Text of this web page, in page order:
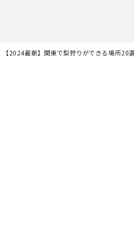
【2024最新】関東で梨狩りができる場所20